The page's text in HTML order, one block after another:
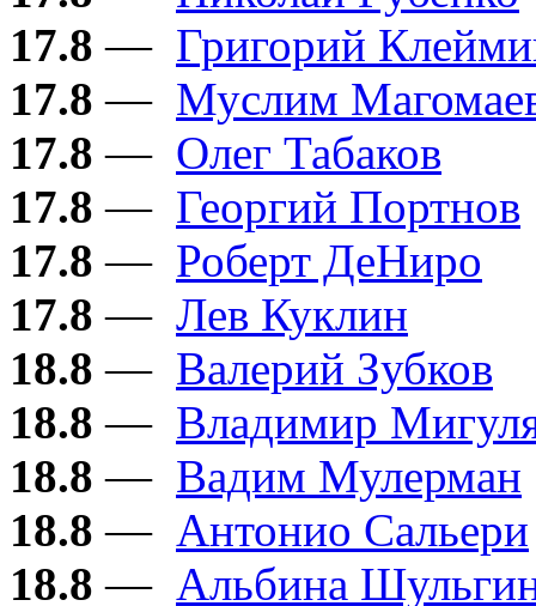
17.8 — Григорий
17.8 — Муслим
17.8 — Олег Табаков
17.8 — Георгий Портнов
17.8 — Роберт ДеНиро
17.8 — Лев Куклин
18.8 — Валерий Зубков
18.8 — Владимир
18.8 — Вадим Мулерман
18.8 — Антонио Сальери
18.8 — Альбина